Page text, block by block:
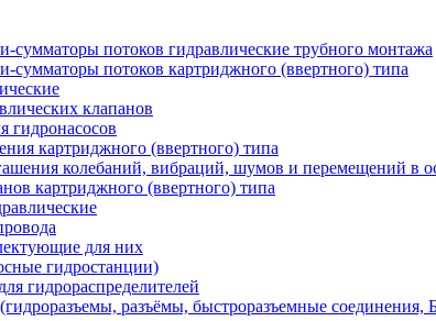
сумматоры потоков гидравлические трубного монтажа
сумматоры потоков картриджного (ввертного) типа
клапанов
гидронасосов
картриджного (ввертного) типа
колебаний, вибраций, шумов и перемещений в
картриджного (ввертного) типа
для них
гидростанции)
гидрораспределителей
разъёмы, быстроразъемные соединения,